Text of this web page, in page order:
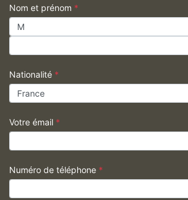
Nom et prénom *
Nationalité *
Votre émail *
Numéro de téléphone *